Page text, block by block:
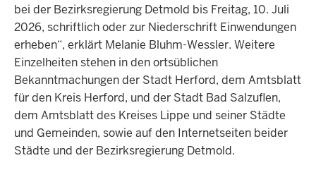
bei der Bezirksregierung Detmold bis Freitag, 10. Juli
2026, schriftlich oder zur Niederschrift Einwendungen
erheben“, erklärt Melanie Bluhm-Wessler. Weitere
Einzelheiten stehen in den ortsüblichen
Bekanntmachungen der Stadt Herford, dem Amtsblatt
für den Kreis Herford, und der Stadt Bad Salzuflen,
dem Amtsblatt des Kreises Lippe und seiner Städte
und Gemeinden, sowie auf den Internetseiten beider
Städte und der Bezirksregierung Detmold.